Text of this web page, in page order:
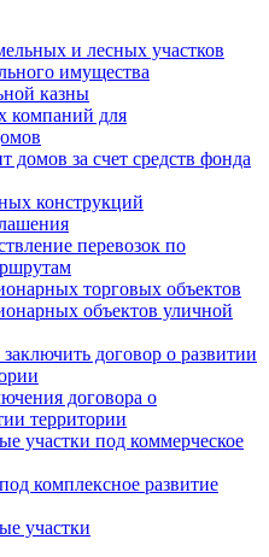
и лесных участков
имущества
казны
компаний для
домов за счет средств фонда
конструкций
перевозок по
торговых объектов
объектов уличной
договор о развитии
договора о
территории
участки под коммерческое
комплексное развитие
участки